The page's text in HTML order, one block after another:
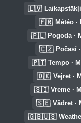
🇱🇻
🇫🇷 Météo ·
🇵🇱 Pogoda ·
🇨🇿 Počasí
🇵🇹 Tempo ·
🇩🇰 Vejret ·
🇸🇮 Vreme ·
🇸🇪 Vädret ·
🇬🇧🇺🇸